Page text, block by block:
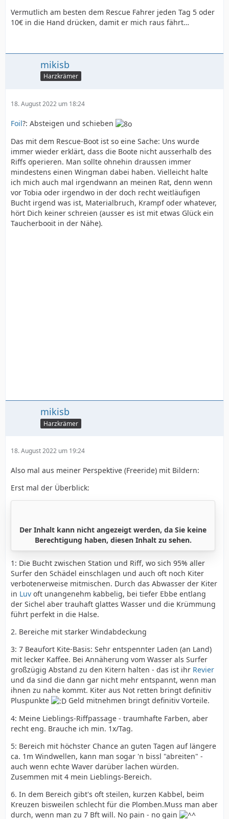
Vermutlich am besten dem Rescue Fahrer jeden Tag 5 oder
10€ in die Hand drücken, damit er mich raus fährt…
mikisb
Harzkrämer
18. August 2022 um 18:24
Foil?: Absteigen und schieben
Das mit dem Rescue-Boot ist so eine Sache: Uns wurde
immer wieder erklärt, dass die Boote nicht ausserhalb des
Riffs operieren. Man sollte ohnehin draussen immer
mindestens einen Wingman dabei haben. Vielleicht halte
ich mich auch mal irgendwann an meinen Rat, denn wenn
vor Tobia oder irgendwo in der doch recht weitläufigen
Bucht irgend was ist, Materialbruch, Krampf oder whatever,
hört Dich keiner schreien (ausser es ist mit etwas Glück ein
Taucherbooit in der Nähe).
mikisb
Harzkrämer
18. August 2022 um 19:24
Also mal aus meiner Perspektive (Freeride) mit Bildern:
Erst mal der Überblick:
Der Inhalt kann nicht angezeigt werden, da Sie keine
Berechtigung haben, diesen Inhalt zu sehen.
1: Die Bucht zwischen Station und Riff, wo sich 95% aller
Surfer den Schädel einschlagen und auch oft noch Kiter
verbotenerweise mitmischen. Durch das Abwasser der Kiter
in Luv oft unangenehm kabbelig, bei tiefer Ebbe entlang
der Sichel aber trauhaft glattes Wasser und die Krümmung
führt perfekt in die Halse.
2. Bereiche mit starker Windabdeckung
3: 7 Beaufort Kite-Basis: Sehr entspennter Laden (an Land)
mit lecker Kaffee. Bei Annäherung vom Wasser als Surfer
großzügig Abstand zu den Kitern halten - das ist ihr Revier
und da sind die dann gar nicht mehr entspannt, wenn man
ihnen zu nahe kommt. Kiter aus Not retten bringt definitiv
Pluspunkte
Geld mitnehmen bringt definitiv Vorteile.
4: Meine Lieblings-Riffpassage - traumhafte Farben, aber
recht eng. Brauche ich min. 1x/Tag.
5: Bereich mit höchster Chance an guten Tagen auf längere
ca. 1m Windwellen, kann man sogar 'n bissl "abreiten" -
auch wenn echte Waver darüber lachen würden.
Zusemmen mit 4 mein Lieblings-Bereich.
6. In dem Bereich gibt's oft steilen, kurzen Kabbel, beim
Kreuzen bisweilen schlecht für die Plomben.Muss man aber
durch, wenn man zu 7 Bft will. No pain - no gain